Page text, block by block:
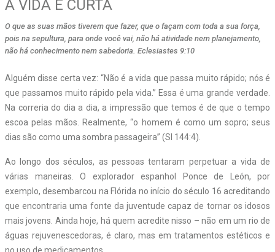
A VIDA É CURTA
O que as suas mãos tiverem que fazer, que o façam com toda a sua força,
pois na sepultura, para onde você vai, não há atividade nem planejamento,
não há conhecimento nem sabedoria. Eclesiastes 9:10
Alguém disse certa vez: “Não é a vida que passa muito rápido; nós é
que passamos muito rápido pela vida.” Essa é uma grande verdade.
Na correria do dia a dia, a impressão que temos é de que o tempo
escoa pelas mãos. Realmente, “o homem é como um sopro; seus
dias são como uma sombra passageira” (Sl 144:4).
Ao longo dos séculos, as pessoas tentaram perpetuar a vida de
várias maneiras. O explorador espanhol Ponce de León, por
exemplo, desembarcou na Flórida no início do século 16 acreditando
que encontraria uma fonte da juventude capaz de tornar os idosos
mais jovens. Ainda hoje, há quem acredite nisso – não em um rio de
águas rejuvenescedoras, é claro, mas em tratamentos estéticos e
no uso de medicamentos.